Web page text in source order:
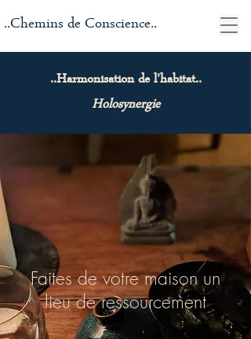
..Chemins de Conscience..
..Harmonisation de l'habitat..
Holosynergie
Faites de votre maison un
lieu de ressourcement